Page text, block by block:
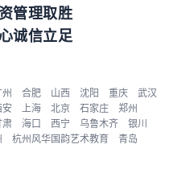
管理取胜
诚信立足
州 合肥 山西 沈阳 重庆
武汉
安 上海 北京 石家庄
郑州
肃 海口 西宁 乌鲁木齐
银川
杭州风华国韵艺术教育
青岛